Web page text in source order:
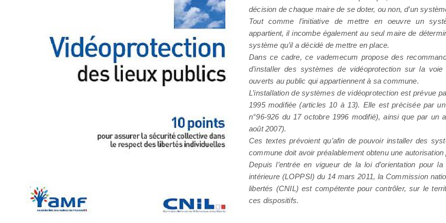
décision de chaque maire de se doter, ou non, d’un
Tout comme l’initiative de mettre en oeuvre un
appartient, il incombe également au seul maire de
système qu’il a décidé de mettre en place.
Dans ce cadre, ce vademecum propose des
d’installer des systèmes de vidéoprotection sur la
ouverts au public qui appartiennent à sa commune.
L’installation de systèmes de vidéoprotection est prévue
1995 modifiée (articles 10 à 13). Elle est précisée par
n°96-926 du 17 octobre 1996 modifié), ainsi que par un
août 2007).
Ces textes prévoient qu’afin de pouvoir installer des
commune doit avoir préalablement obtenu une autorisation
Depuis l’entrée en vigueur de la loi d’orientation pour
intérieure (LOPPSI) du 14 mars 2011, la Commission
libertés (CNIL) est compétente pour contrôler, sur le
ces dispositifs.